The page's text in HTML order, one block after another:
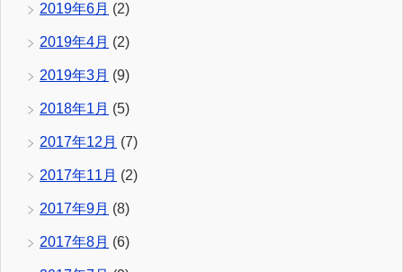
2019年6月 (2)
2019年4月 (2)
2019年3月 (9)
2018年1月 (5)
2017年12月 (7)
2017年11月 (2)
2017年9月 (8)
2017年8月 (6)